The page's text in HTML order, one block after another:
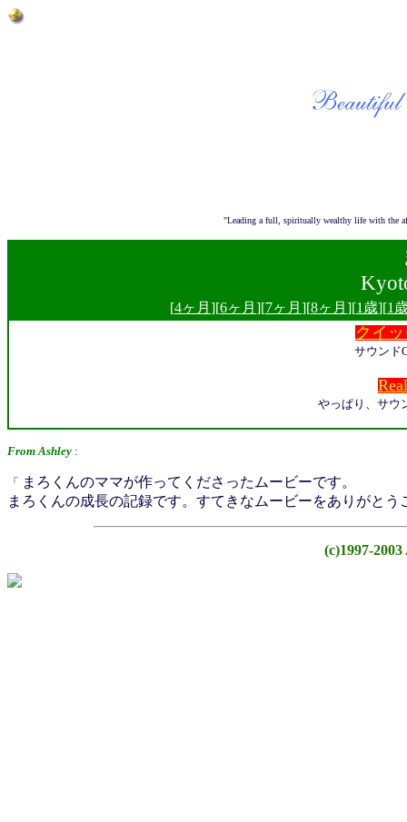
"Leading a full, spiritually wealthy life with the
[4ヶ月 ][6ヶ月 ][7ヶ月 ][8ヶ月 ][1歳][1
クイ
サウンド
やっぱり、サウ
From Ashley :
「
まろくんのママが作ってくださったムービーです。
まろくんの成長の記録です。すてきなムービーをありがとう
(c)1997-